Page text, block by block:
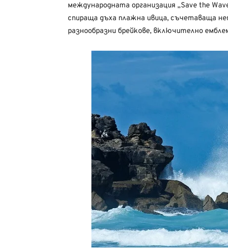
международната организация „Save the
спираща дъха плажна ивица, съчетаваща
разнообразни брейкове, включително